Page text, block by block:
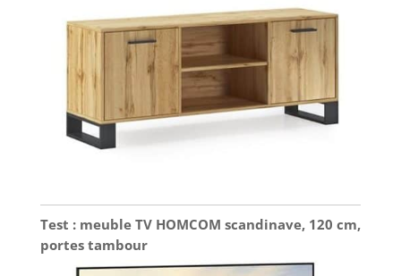
Test : meuble TV HOMCOM scandinave, 120 cm,
portes tambour